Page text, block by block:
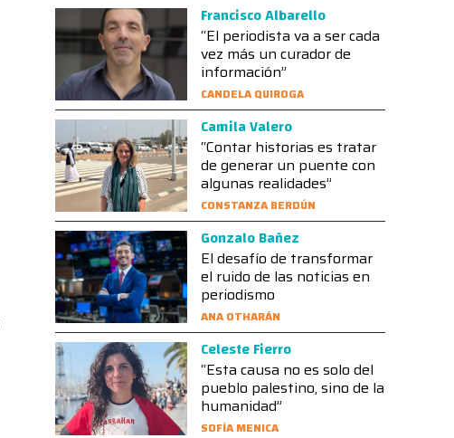
Francisco Albarello
“El periodista va a ser cada
vez más un curador de
información”
CANDELA QUIROGA
Camila Valero
“Contar historias es tratar
de generar un puente con
algunas realidades”
CONSTANZA BERDÚN
Gonzalo Bañez
El desafío de transformar
el ruido de las noticias en
periodismo
ANA OTHARÁN
Celeste Fierro
“Esta causa no es solo del
pueblo palestino, sino de la
humanidad”
SOFÍA MENICA